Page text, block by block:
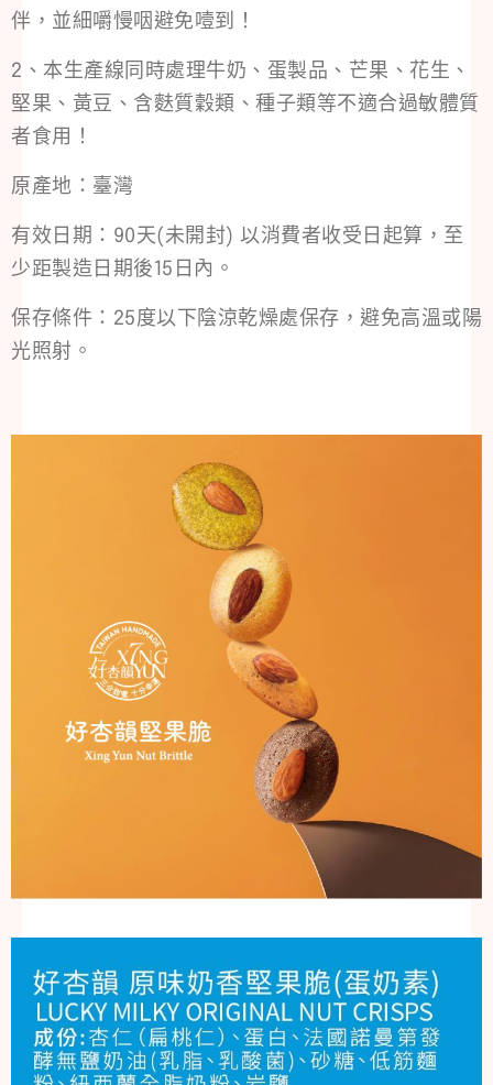
伴，並細嚼慢咽避免噎到！
2、本生產線同時處理牛奶、蛋製品、芒果、花生、
堅果、黃豆、含麩質穀類、種子類等不適合過敏體質
者食用！
原產地：臺灣
有效日期：90天(未開封) 以消費者收受日起算，至
少距製造日期後15日內。
保存條件：25度以下陰涼乾燥處保存，避免高溫或陽
光照射。